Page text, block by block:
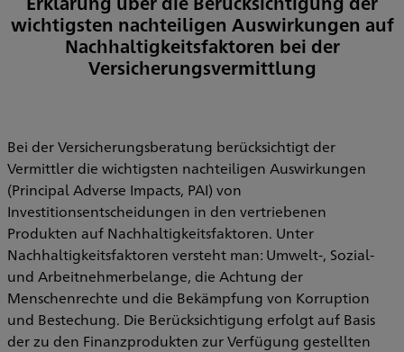
wichtigsten nachteiligen Auswirkungen auf
Nachhaltigkeitsfaktoren bei der
Versicherungsvermittlung
Bei der Versicherungsberatung berücksichtigt der
Vermittler die wichtigsten nachteiligen Auswirkungen
(Principal Adverse Impacts, PAI) von
Investitionsentscheidungen in den vertriebenen
Produkten auf Nachhaltigkeitsfaktoren. Unter
Nachhaltigkeitsfaktoren versteht man: Umwelt-, Sozial-
und Arbeitnehmerbelange, die Achtung der
Menschenrechte und die Bekämpfung von Korruption
und Bestechung. Die Berücksichtigung erfolgt auf Basis
der zu den Finanzprodukten zur Verfügung gestellten